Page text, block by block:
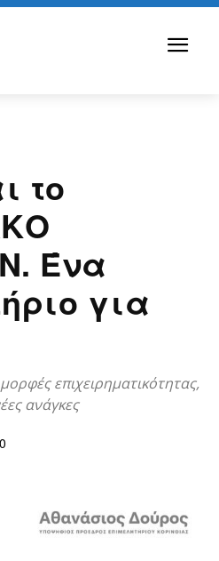
το
Ένα
για
επιχειρηματικότητας,
ανάγκες